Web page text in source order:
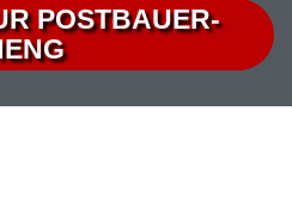
POSTBAUER-